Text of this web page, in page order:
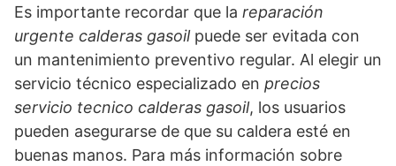
Es importante recordar que la reparación
urgente calderas gasoilpuede ser evitada con
un mantenimiento preventivo regular. Al elegir un
servicio técnico especializado en precios
servicio tecnico calderas gasoil, los usuarios
pueden asegurarse de que su caldera esté en
buenas manos. Para más información sobre